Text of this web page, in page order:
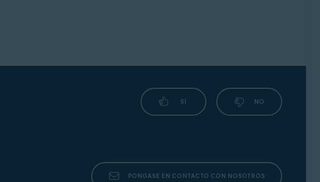
SÍ NO
PÓNGASE EN CONTACTO CON NOSOTROS